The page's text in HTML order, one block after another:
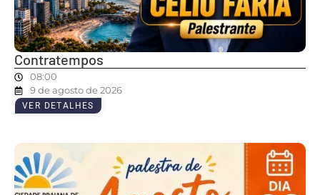
Contratempos
08:00
9 de agosto de 2026
VER DETALHES